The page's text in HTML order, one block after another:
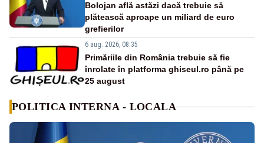
Bolojan află astăzi dacă trebuie să
plătească aproape un miliard de euro
grefierilor
6 aug. 2026, 08:35
Primăriile din România trebuie să fie
înrolate în platforma ghiseul.ro până pe
25 august
POLITICA INTERNA - LOCALA